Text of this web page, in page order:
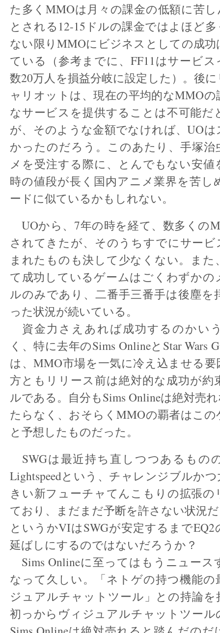
た多くMMOは月々の課金の低額に苦
とされる12-15ドルの課金ではよほど
ない限りMMOにビジネスとしての成
ている（参考までに、FF11はサービ
数20万人を損益分岐に設定した）。後
ャリオットは、現在の平均的なMMO
なサービスを提供することは不可能だ
が、そのような金額でなければ、UO
かったのだろう。このあたり、手塚治
メを受注する際に、とんでもない安値
時の値段が長く国内アニメ業界を苦し
ードに似ているかもしれない。
UOから、7年の時を経て、数多くの
されてきたが、そのうちすでにサービ
まれたものも決して少なくない。ま
て成功しているゲームはごくわずかの
ルのみであり、二番手三番手は後塵を
った状況が続いている。
資金力さえあれば成功するのかい
く、特に去年のSims OnlineとStar Wars
は、MMO市場を一気に冷え込ませる
方ともリリース前は絶対的な成功が約
ルである。自分もSims Onlineは絶対売
たらなく、おそらくMMOの覇者はこ
と予想したものだった。
SWGは最近持ち直しつつあるもの
Lightspeedという、チャレンジブルか
きい新フューチャてんこもりの拡張の
ており、まだまだ予断を許さない状況
というかVIはSWGが安定するまで
延ばしにするのではないだろうか？
Sims Onlineに至ってはもうニュース
なって久しい。「ネトゲの持つ機能の
ジュアルチャットツール」との持論を
初っからヴィジュアルチャットツール